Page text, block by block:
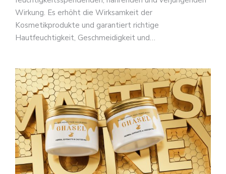
Wirkung. Es erhöht die Wirksamkeit der
Kosmetikprodukte und garantiert richtige
Hautfeuchtigkeit, Geschmeidigkeit und…